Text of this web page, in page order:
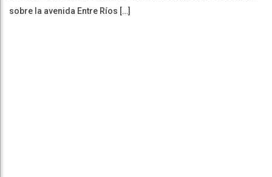
sobre la avenida Entre Ríos […]